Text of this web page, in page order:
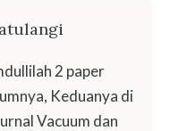
2 paper
Keduanya di
Vacuum dan